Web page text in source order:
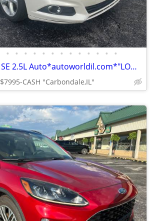
• • • • • • • • • • • • •
2016 Ford Fusion SE 2.5L Auto*autoworldil.com*"LOW MILEAGE NICE SEDAN"
$7995-CASH "Carbondale,IL"